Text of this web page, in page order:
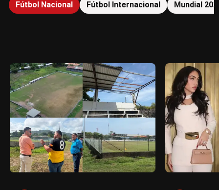
Fútbol Nacional Fútbol Internacional Mundial